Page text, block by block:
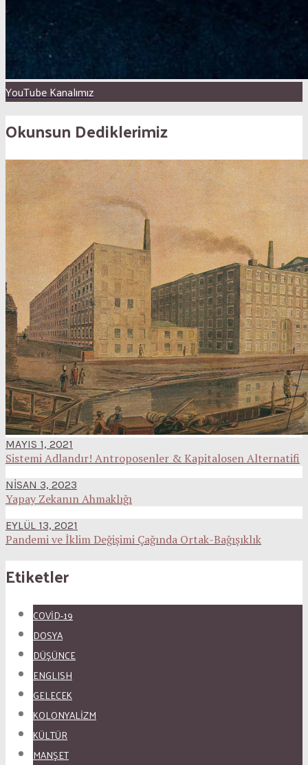
YouTube Kanalımız
Okunsun Dediklerimiz
MAYIS 1, 2021
Sistemi Adlandır! Antroposenler & Kapitalosen Alternatifi
NISAN 3, 2023
Yapay Zekanın Ahmaklığı
EYLÜL 13, 2021
Pandemi ve İklim Değişimi Çağında Ortak-Bağışıklık
Etiketler
COVID-19
DOSYA
DÜŞÜNCE
ENGLISH
GELECEK
KOLONYALİZM
KÜLTÜR
MANŞET